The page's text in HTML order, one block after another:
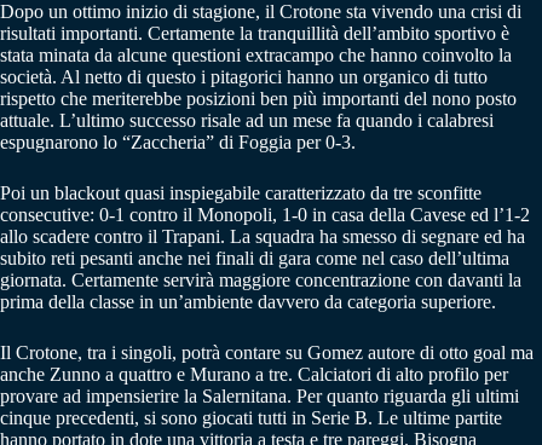
Dopo un ottimo inizio di stagione, il Crotone sta vivendo una crisi di
risultati importanti. Certamente la tranquillità dell’ambito sportivo è
stata minata da alcune questioni extracampo che hanno coinvolto la
società. Al netto di questo i pitagorici hanno un organico di tutto
rispetto che meriterebbe posizioni ben più importanti del nono posto
attuale. L’ultimo successo risale ad un mese fa quando i calabresi
espugnarono lo “Zaccheria” di Foggia per 0-3.
Poi un blackout quasi inspiegabile caratterizzato da tre sconfitte
consecutive: 0-1 contro il Monopoli, 1-0 in casa della Cavese ed l’1-2
allo scadere contro il Trapani. La squadra ha smesso di segnare ed ha
subito reti pesanti anche nei finali di gara come nel caso dell’ultima
giornata. Certamente servirà maggiore concentrazione con davanti la
prima della classe in un’ambiente davvero da categoria superiore.
Il Crotone, tra i singoli, potrà contare su Gomez autore di otto goal ma
anche Zunno a quattro e Murano a tre. Calciatori di alto profilo per
provare ad impensierire la Salernitana. Per quanto riguarda gli ultimi
cinque precedenti, si sono giocati tutti in Serie B. Le ultime partite
hanno portato in dote una vittoria a testa e tre pareggi. Bisogna